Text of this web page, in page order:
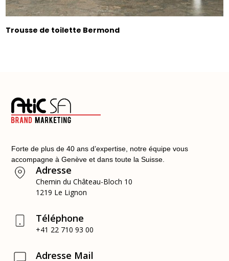
Trousse de toilette Bermond
Forte de plus de 40 ans d’expertise, notre équipe vous
accompagne à Genève et dans toute la Suisse.
Adresse
Chemin du Château-Bloch 10
1219 Le Lignon
Téléphone
+41 22 710 93 00
Adresse Mail